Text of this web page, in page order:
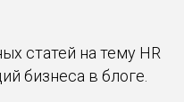
статей на тему HR
бизнеса в блоге.